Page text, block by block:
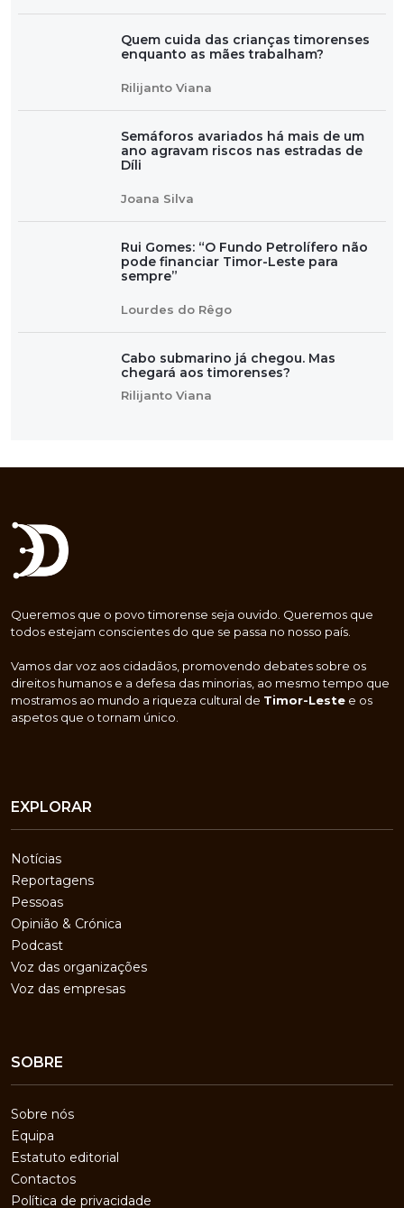
Quem cuida das crianças timorenses
enquanto as mães trabalham?
Rilijanto Viana
Semáforos avariados há mais de um
ano agravam riscos nas estradas de
Díli
Joana Silva
Rui Gomes: “O Fundo Petrolífero não
pode financiar Timor-Leste para
sempre”
Lourdes do Rêgo
Cabo submarino já chegou. Mas
chegará aos timorenses?
Rilijanto Viana
Queremos que o povo timorense seja ouvido. Queremos que
todos estejam conscientes do que se passa no nosso país.
Vamos dar voz aos cidadãos, promovendo debates sobre os
direitos humanos e a defesa das minorias, ao mesmo tempo que
mostramos ao mundo a riqueza cultural de Timor-Leste e os
aspetos que o tornam único.
EXPLORAR
Notícias
Reportagens
Pessoas
Opinião & Crónica
Podcast
Voz das organizações
Voz das empresas
SOBRE
Sobre nós
Equipa
Estatuto editorial
Contactos
Política de privacidade